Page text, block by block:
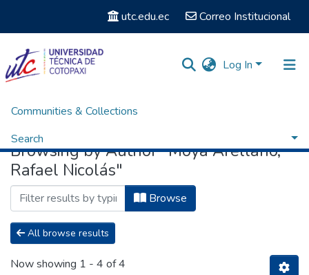
utc.edu.ec Correo Institucional
Log In
Communities & Collections
Search
Home Browse by Author
Browsing by Author "Moya Arellano,
Rafael Nicolás"
Browse
All browse results
Now showing 1 - 4 of 4